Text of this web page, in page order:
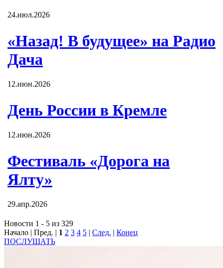
24.июл.2026
«Назад! В будущее» на Радио
Дача
12.июн.2026
День России в Кремле
12.июн.2026
Фестиваль «Дорога на
Ялту»
29.апр.2026
Новости 1 - 5 из 329
Начало | Пред. | 1 2 3 4 5 | След. | Конец
ПОСЛУШАТЬ